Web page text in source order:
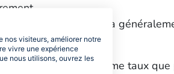
droit du salarié sera
obligatoire
couverture au même taux
nos visiteurs, améliorer notre
vivre une expérience
nous utilisons, ouvrez les